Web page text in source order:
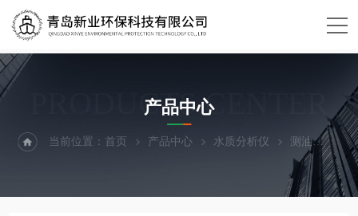
PRODUCTS CENTER
产品中心
当前位置：首页 产品中心 水质分析仪 测油 XY-